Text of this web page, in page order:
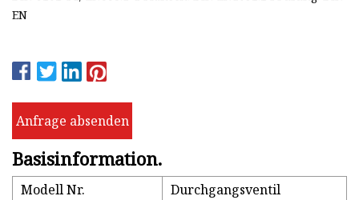
EN
Anfrage absenden
Basisinformation.
Modell Nr.
Durchgangsventil